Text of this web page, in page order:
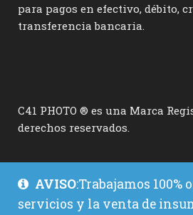
para pagos en efectivo, débito,
transferencia bancaria.
C41 PHOTO ® es una Marca
derechos reservados.
AVISO:Trabajamos 100%
servicios y la venta de